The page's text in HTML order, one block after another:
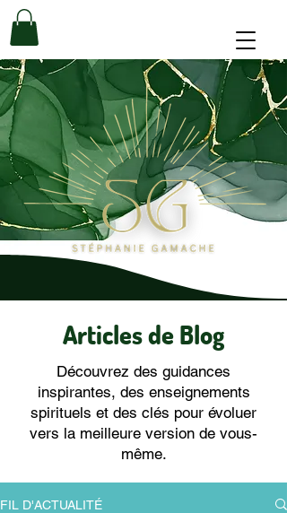
Articles de Blog
Découvrez des guidances
inspirantes, des enseignements
spirituels et des clés pour évoluer
vers la meilleure version de vous-
même.
FIL D'ACTUALITÉ